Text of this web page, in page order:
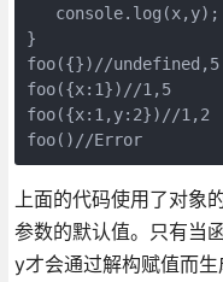
   console.log(x,y);
}
foo({})//undefined,5
foo({x:1})//1,5
foo({x:1,y:2})//1,2
foo()//Error
上面的代码使用了对象
参数的默认值。只有当
y才会通过解构赋值而